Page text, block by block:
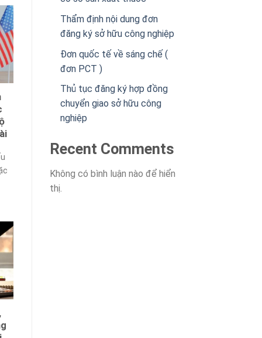
Thẩm định nội dung đơn
đăng ký sở hữu công nghiệp
Đơn quốc tế về sáng chế (
đơn PCT )
Thủ tục đăng ký hợp đồng
chuyển giao sở hữu công
nghiệp
Recent Comments
Không có bình luận nào để hiển
thị.